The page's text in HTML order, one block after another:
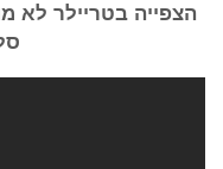
הצפייה בטריילר לא